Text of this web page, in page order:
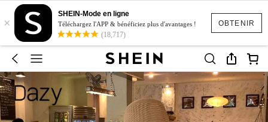
OBTENIR
×
SHEIN-Mode en ligne
Téléchargez l'APP & bénéficiez plus d'avantages !
(18,717)